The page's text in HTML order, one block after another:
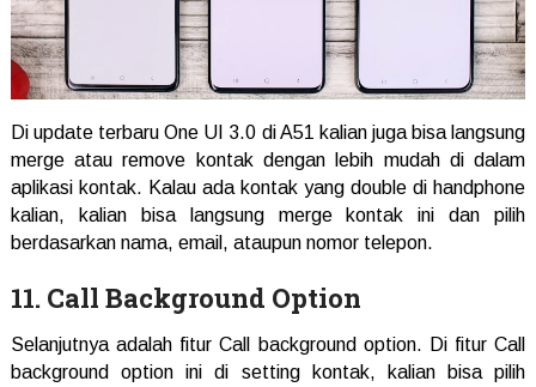
Di update terbaru One UI 3.0 di A51 kalian juga bisa langsung
merge atau remove kontak dengan lebih mudah di dalam
aplikasi kontak. Kalau ada kontak yang double di handphone
kalian, kalian bisa langsung merge kontak ini dan pilih
berdasarkan nama, email, ataupun nomor telepon.
11. Call Background Option
Selanjutnya adalah fitur Call background option. Di fitur Call
background option ini di setting kontak, kalian bisa pilih